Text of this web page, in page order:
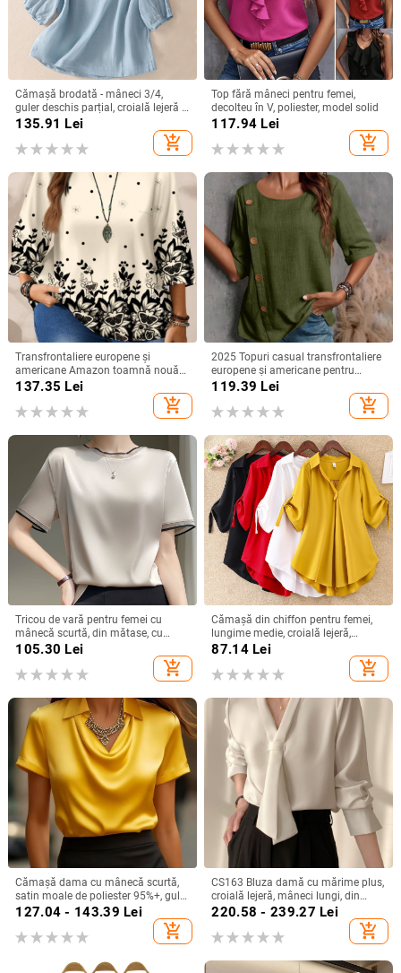
Cămașă brodată - mâneci 3/4,
guler deschis parțial, croială lejeră -
bumbac și in
135.91 Lei
add_shopping_cart
Top fără mâneci pentru femei,
decolteu în V, poliester, model solid
117.94 Lei
add_shopping_cart
Transfrontaliere europene și
americane Amazon toamnă nouă
plus mărime femei moda
mânecă trei sferturi topuri femei
137.35 Lei
add_shopping_cart
2025 Topuri casual transfrontaliere
europene și americane pentru
femei, din bumbac și in, cu nasturi,
119.39 Lei
add_shopping_cart
Tricou de vară pentru femei cu
mânecă scurtă, din mătase, cu
guler rotund și organza, cu bază de
satin și acid acetic, vrac, din mătase
Mulberry
105.30 Lei
add_shopping_cart
Cămașă din chiffon pentru femei,
lungime medie, croială lejeră,
mâneci scurte, model uni, conținut
87.14Lei
add_shopping_cart
Cămașă dama cu mânecă scurtă,
satin moale de poliester 95%+, guler
turn-down, pull-over, lungime
regular, stil elegant pentru deplasări
zilnice
127.04 - 143.39 Lei
add_shopping_cart
CS163 Bluza damă cu mărime plus,
croială lejeră, mâneci lungi, din
șifon cu șnur, top office de bază
220.58 - 239.27 Lei
add_shopping_cart